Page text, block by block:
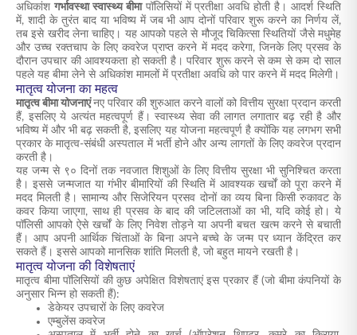
अधिकांश गर्भावस्था स्वास्थ्य बीमापॉलिसियों में प्रतीक्षा अवधि होती है। आदर्श स्थिति
में, शादी के तुरंत बाद या भविष्य में जब भी आप दोनों परिवार शुरू करने का निर्णय लें,
तब इसे खरीद लेना चाहिए। यह आपको पहले से मौजूद चिकित्सा स्थितियों जैसे मधुमेह
और उच्च रक्तचाप के लिए कवरेज प्राप्त करने में मदद करेगा, जिनके लिए प्रसव के
दौरान उपचार की आवश्यकता हो सकती है। परिवार शुरू करने से कम से कम दो साल
पहले यह बीमा लेने से अधिकांश मामलों में प्रतीक्षा अवधि को पार करने में मदद मिलेगी।
मातृत्व योजना का महत्व
मातृत्व बीमा योजनाएंनए परिवार की शुरुआत करने वालों को वित्तीय सुरक्षा प्रदान करती
हैं, इसलिए ये अत्यंत महत्वपूर्ण हैं। स्वास्थ्य सेवा की लागत लगातार बढ़ रही है और
भविष्य में और भी बढ़ सकती है, इसलिए यह योजना महत्वपूर्ण है क्योंकि यह लगभग सभी
प्रकार के मातृत्व-संबंधी अस्पताल में भर्ती होने और अन्य लागतों के लिए कवरेज प्रदान
करती है।
यह जन्म से ९० दिनों तक नवजात शिशुओं के लिए वित्तीय सुरक्षा भी सुनिश्चित करता
है। इससे जन्मजात या गंभीर बीमारियों की स्थिति में आवश्यक खर्चों को पूरा करने में
मदद मिलती है। सामान्य और सिजेरियन प्रसव दोनों का व्यय बिना किसी रुकावट के
कवर किया जाएगा, साथ ही प्रसव के बाद की जटिलताओं का भी, यदि कोई हो। ये
पॉलिसी आपको ऐसे खर्चों के लिए निवेश तोड़ने या अपनी बचत खत्म करने से बचाती
हैं। आप अपनी आर्थिक चिंताओं के बिना अपने बच्चे के जन्म पर ध्यान केंद्रित कर
सकते हैं। इससे आपको मानसिक शांति मिलती है, जो बहुत मायने रखती है।
मातृत्व योजना की विशेषताएं
मातृत्व बीमा पॉलिसियों की कुछ अपेक्षित विशेषताएं इस प्रकार हैं (जो बीमा कंपनियों के
अनुसार भिन्न हो सकती हैं):
डेकेयर उपचारों के लिए कवरेज
एम्बुलेंस कवरेज